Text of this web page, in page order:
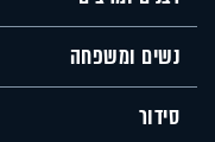
נשים ומשפחה
סידור